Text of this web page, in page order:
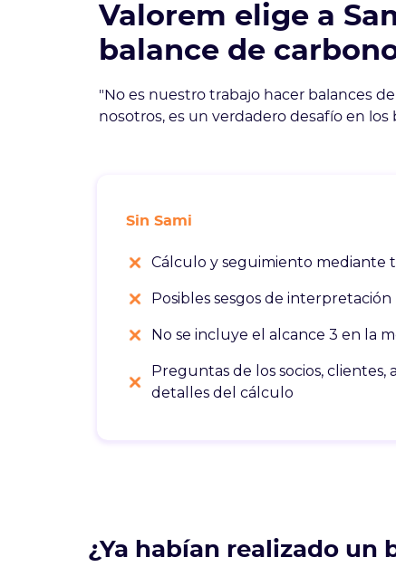
Valorem elige a
balance de
"No es nuestro trabajo hacer balances
nosotros, es un verdadero desafío en
Sin Sami
Cálculo y seguimiento mediante
Posibles sesgos de interpretación
No se incluye el alcance 3 en la
Preguntas de los socios, clientes,
detalles del cálculo
¿Ya habían realizado un